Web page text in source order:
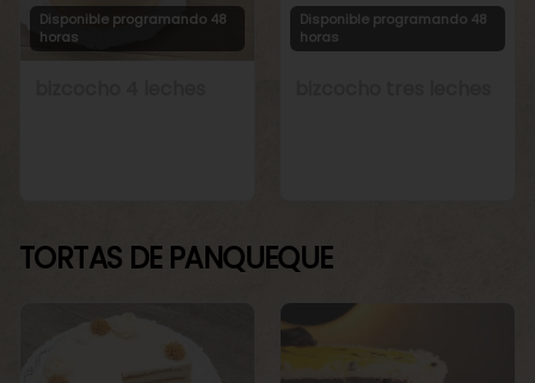
Disponible programando 48
horas
Disponible programando 48
horas
TORTAS DE PANQUEQUE